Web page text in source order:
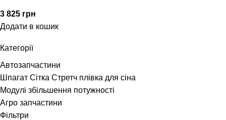
Категорії
Автозапчастини
Шпагат Сітка Стретч плівка для сіна
Модулі збільшення потужності
Агро запчастини
Фільтри
3 825 грн
Додати в кошик